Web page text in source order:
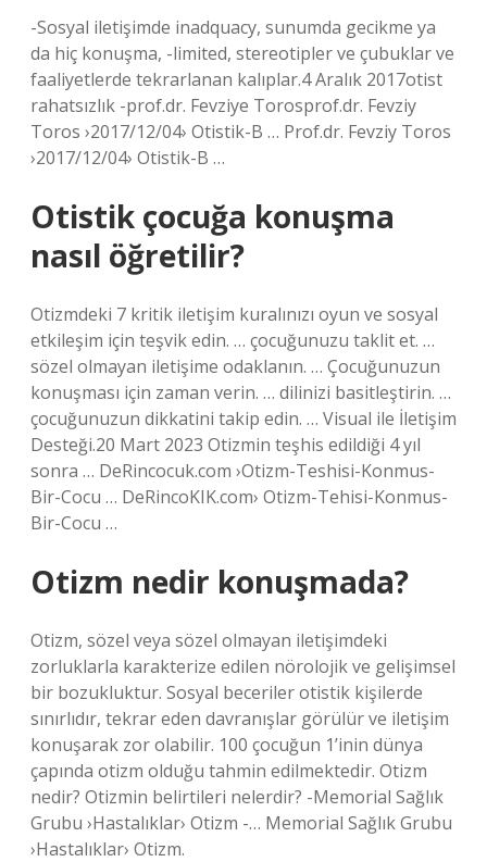
-Sosyal iletişimde inadquacy, sunumda gecikme ya
da hiç konuşma, -limited, stereotipler ve çubuklar ve
faaliyetlerde tekrarlanan kalıplar.4 Aralık 2017otist
rahatsızlık -prof.dr. Fevziye Torosprof.dr. Fevziy
Toros ›2017/12/04› Otistik-B … Prof.dr. Fevziy Toros
›2017/12/04› Otistik-B …
Otistik çocuğa konuşma
nasıl öğretilir?
Otizmdeki 7 kritik iletişim kuralınızı oyun ve sosyal
etkileşim için teşvik edin. … çocuğunuzu taklit et. …
sözel olmayan iletişime odaklanın. … Çocuğunuzun
konuşması için zaman verin. … dilinizi basitleştirin. …
çocuğunuzun dikkatini takip edin. … Visual ile İletişim
Desteği.20 Mart 2023 Otizmin teşhis edildiği 4 yıl
sonra … DeRincocuk.com ›Otizm-Teshisi-Konmus-
Bir-Cocu … DeRincoKIK.com› Otizm-Tehisi-Konmus-
Bir-Cocu …
Otizm nedir konuşmada?
Otizm, sözel veya sözel olmayan iletişimdeki
zorluklarla karakterize edilen nörolojik ve gelişimsel
bir bozukluktur. Sosyal beceriler otistik kişilerde
sınırlıdır, tekrar eden davranışlar görülür ve iletişim
konuşarak zor olabilir. 100 çocuğun 1’inin dünya
çapında otizm olduğu tahmin edilmektedir. Otizm
nedir? Otizmin belirtileri nelerdir? -Memorial Sağlık
Grubu ›Hastalıklar› Otizm -… Memorial Sağlık Grubu
›Hastalıklar› Otizm.